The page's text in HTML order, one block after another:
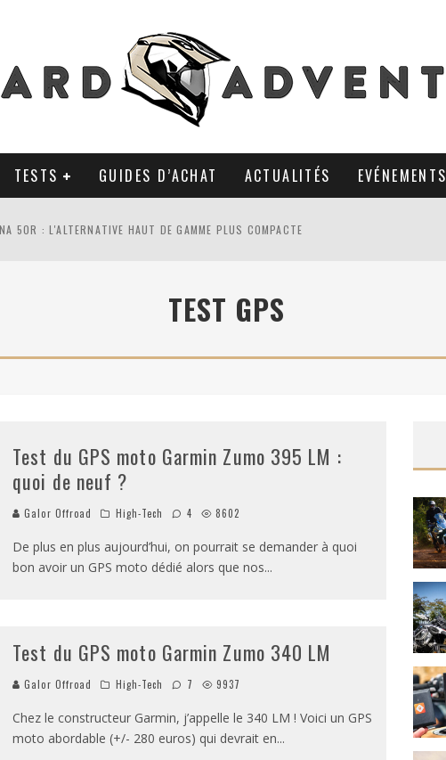
TESTS GUIDES D’ACHAT ACTUALITÉS EVÉNEMENTS
50R : L'ALTERNATIVE HAUT DE GAMME PLUS COMPACTE
2 : LA POLYVALENCE DE GANTS MI-CUIR MI-SAISON
TEST GPS
Test du GPS moto Garmin Zumo 395 LM :
quoi de neuf ?
Galor Offroad High-Tech 4 8602
De plus en plus aujourd’hui, on pourrait se demander à quoi
bon avoir un GPS moto dédié alors que nos...
Test du GPS moto Garmin Zumo 340 LM
Galor Offroad High-Tech 7 9937
Chez le constructeur Garmin, j’appelle le 340 LM ! Voici un GPS
moto abordable (+/- 280 euros) qui devrait en...